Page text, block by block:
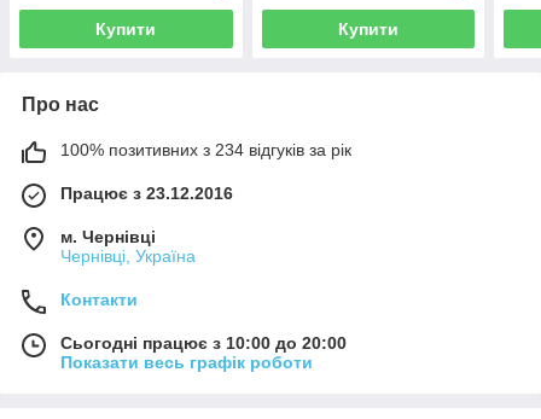
Купити Купити
Про нас
100% позитивних з 234 відгуків за рік
Працює з 23.12.2016
м. Чернівці
Чернівці, Україна
Контакти
Сьогодні працює з 10:00 до 20:00
Показати весь графік роботи